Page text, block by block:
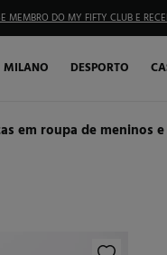
MEMBRO DO MY FIFTY CLUB E
MILANO DESPORTO
em roupa de meninos